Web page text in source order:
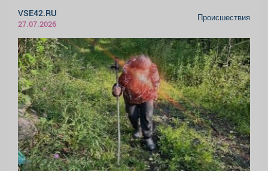
VSE42.RU
27.07.2026
Происшествия